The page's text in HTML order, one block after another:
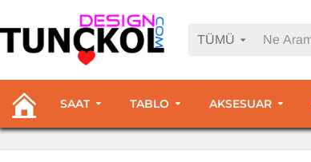
TÜMÜ
SAAT TABLO AKSESUAR